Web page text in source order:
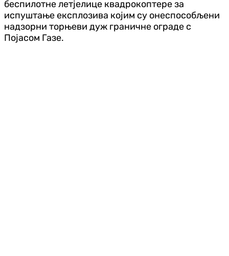
беспилотне летјелице квадрокоптере за
испуштање експлозива којим су онеспособљени
надзорни торњеви дуж граничне ограде с
Појасом Газе.